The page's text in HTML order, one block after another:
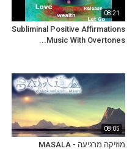
08:21
Subliminal Positive Affirmations
Music With Overtones...
08:05
מוזיקה מרגיעה - MASALA